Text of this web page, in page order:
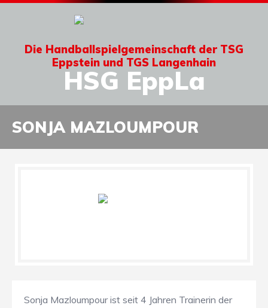
Die Handballspielgemeinschaft der TSG
Eppstein und TGS Langenhain
HSG EppLa
SONJA MAZLOUMPOUR
Sonja Mazloumpour ist seit 4 Jahren Trainerin der